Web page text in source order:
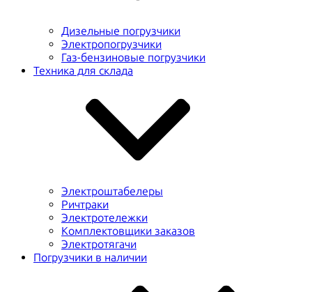
Дизельные погрузчики
Электропогрузчики
Газ-бензиновые погрузчики
Техника для склада
Электроштабелеры
Ричтраки
Электротележки
Комплектовщики заказов
Электротягачи
Погрузчики в наличии